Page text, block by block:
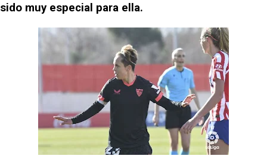
Emery quiere pescar en el Atleti , el Villareal ya
tiene nuevo portero y el Getafe mueve ficha... Las
últimas novedades del mercado de La Liga
Vargas y Sow se incorporan al grupo en la sesión
Odysseas Vlachodimos: “El objetivo es mejorar la
temporada pasada”
El Sevilla FC empieza a inscribir a los nuevos
fichajes
sido muy especial para ella.